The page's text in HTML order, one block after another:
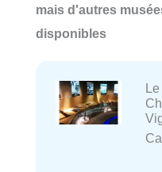
mais d'autres
disponibles